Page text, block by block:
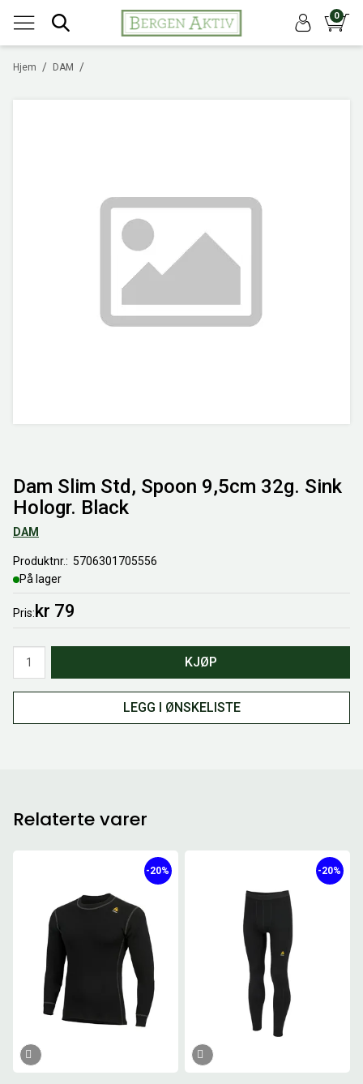
0
/
Hjem /
DAM
Dam Slim Std, Spoon 9,5cm 32g. Sink
Hologr. Black
DAM
Produktnr.
5706301705556
På lager
Pris kr 79
KJØP
LEGG I ØNSKELISTE
Relaterte varer
-20% -20%